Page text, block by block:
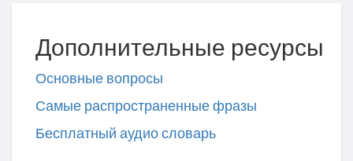
Дополнительные ресурсы
Основные вопросы
Самые распространенные фразы
Бесплатный аудио словарь